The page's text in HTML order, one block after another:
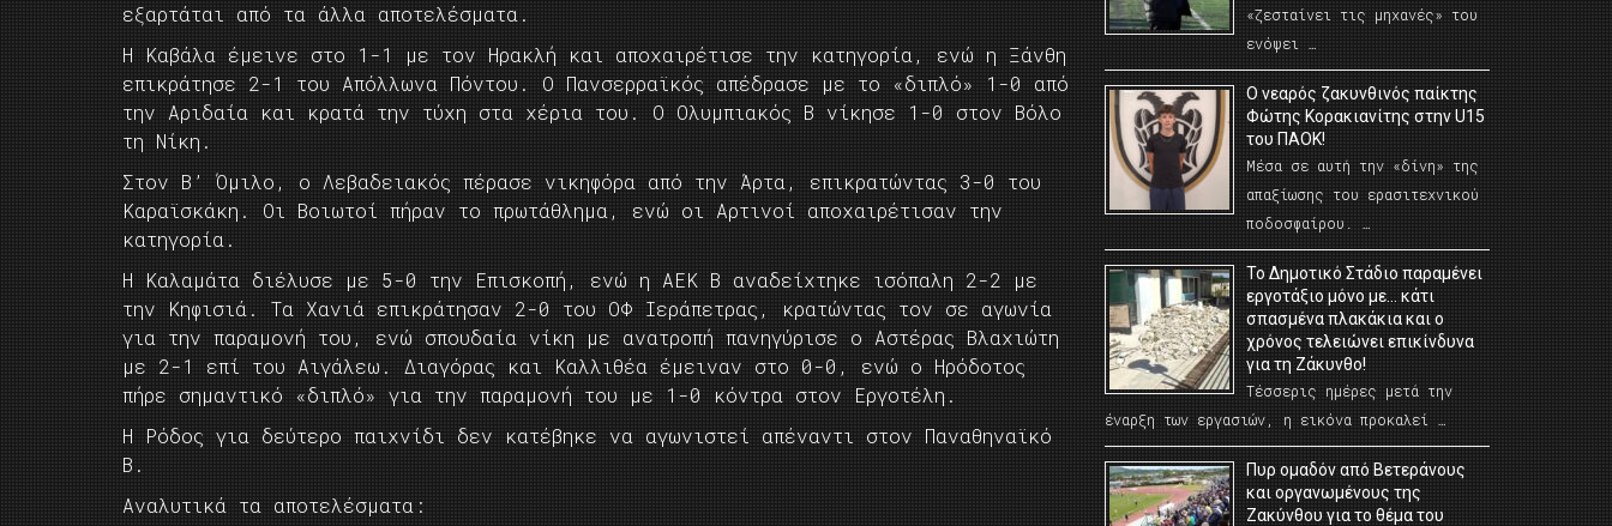
εξαρτάται από τα άλλα αποτελέσματα.
Η Καβάλα έμεινε στο 1-1 με τον Ηρακλή και αποχαιρέτισε την κατηγορία, ενώ η Ξάνθη
επικράτησε 2-1 του Απόλλωνα Πόντου. Ο Πανσερραϊκός απέδρασε με το «διπλό» 1-0 από
την Αριδαία και κρατά την τύχη στα χέρια του. Ο Ολυμπιακός Β νίκησε 1-0 στον Βόλο
τη Νίκη.
Στον Β’ Όμιλο, ο Λεβαδειακός πέρασε νικηφόρα από την Άρτα, επικρατώντας 3-0 του
Καραϊσκάκη. Οι Βοιωτοί πήραν το πρωτάθλημα, ενώ οι Αρτινοί αποχαιρέτισαν την
κατηγορία.
Η Καλαμάτα διέλυσε με 5-0 την Επισκοπή, ενώ η ΑΕΚ Β αναδείχτηκε ισόπαλη 2-2 με
την Κηφισιά. Τα Χανιά επικράτησαν 2-0 του ΟΦ Ιεράπετρας, κρατώντας τον σε αγωνία
για την παραμονή του, ενώ σπουδαία νίκη με ανατροπή πανηγύρισε ο Αστέρας Βλαχιώτη
με 2-1 επί του Αιγάλεω. Διαγόρας και Καλλιθέα έμειναν στο 0-0, ενώ ο Ηρόδοτος
πήρε σημαντικό «διπλό» για την παραμονή του με 1-0 κόντρα στον Εργοτέλη.
Η Ρόδος για δεύτερο παιχνίδι δεν κατέβηκε να αγωνιστεί απέναντι στον Παναθηναϊκό
Β.
Αναλυτικά τα αποτελέσματα:
«ζεσταίνει τις μηχανές» του
ενόψει …
O νεαρός ζακυνθινός παίκτης
Φώτης Κορακιανίτης στην U15
του ΠΑΟΚ!
Μέσα σε αυτή την «δίνη» της
απαξίωσης του ερασιτεχνικού
ποδοσφαίρου. …
Το Δημοτικό Στάδιο παραμένει
εργοτάξιο μόνο με… κάτι
σπασμένα πλακάκια και ο
χρόνος τελειώνει επικίνδυνα
για τη Ζάκυνθο!
Τέσσερις ημέρες μετά την
έναρξη των εργασιών, η εικόνα προκαλεί …
Πυρ ομαδόν από Βετεράνους
και οργανωμένους της
Ζακύνθου για το θέμα του